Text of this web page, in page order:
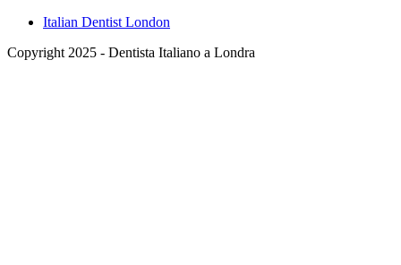
Italian Dentist London
Copyright 2025 - Dentista Italiano a Londra